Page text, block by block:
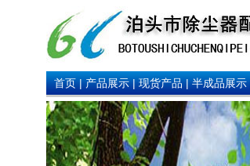
首页|产品展示|现货产品|半成品展示